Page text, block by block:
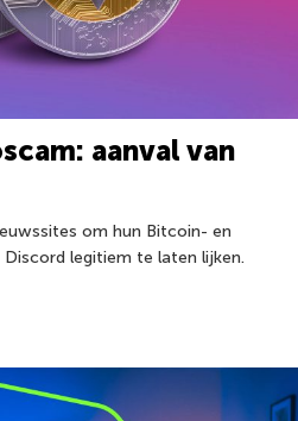
aanval van
om hun Bitcoin- en
legitiem te laten lijken.